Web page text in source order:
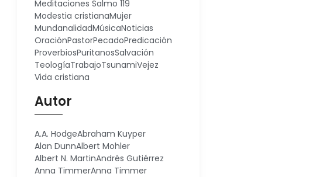
Meditaciones Salmo 119
Modestia cristianaMujer
MundanalidadMúsicaNoticias
OraciónPastorPecadoPredicación
ProverbiosPuritanosSalvación
TeologíaTrabajoTsunamiVejez
Vida cristiana
Autor
A.A. HodgeAbraham Kuyper
Alan DunnAlbert Mohler
Albert N. MartinAndrés Gutiérrez
Anna TimmerAnna Timmer